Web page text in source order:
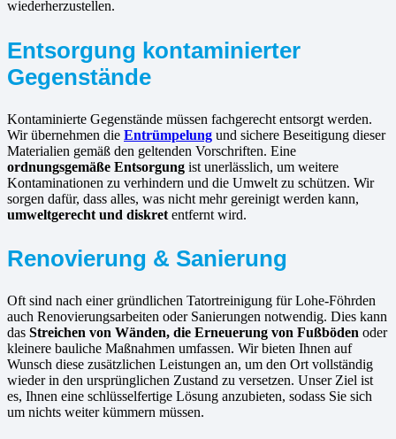
wiederherzustellen.
Entsorgung kontaminierter
Gegenstände
Kontaminierte Gegenstände müssen fachgerecht entsorgt werden.
Wir übernehmen die Entrümpelung und sichere Beseitigung dieser
Materialien gemäß den geltenden Vorschriften. Eine
ordnungsgemäße Entsorgung ist unerlässlich, um weitere
Kontaminationen zu verhindern und die Umwelt zu schützen. Wir
sorgen dafür, dass alles, was nicht mehr gereinigt werden kann,
umweltgerecht und diskret entfernt wird.
Renovierung & Sanierung
Oft sind nach einer gründlichen Tatortreinigung für Lohe-Föhrden
auch Renovierungsarbeiten oder Sanierungen notwendig. Dies kann
das Streichen von Wänden, die Erneuerung von Fußböden oder
kleinere bauliche Maßnahmen umfassen. Wir bieten Ihnen auf
Wunsch diese zusätzlichen Leistungen an, um den Ort vollständig
wieder in den ursprünglichen Zustand zu versetzen. Unser Ziel ist
es, Ihnen eine schlüsselfertige Lösung anzubieten, sodass Sie sich
um nichts weiter kümmern müssen.